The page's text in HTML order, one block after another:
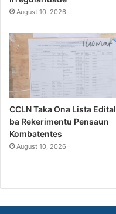
August 10, 2026
CCLN Taka Ona Lista Edital
ba Rekerimentu Pensaun
Kombatentes
August 10, 2026